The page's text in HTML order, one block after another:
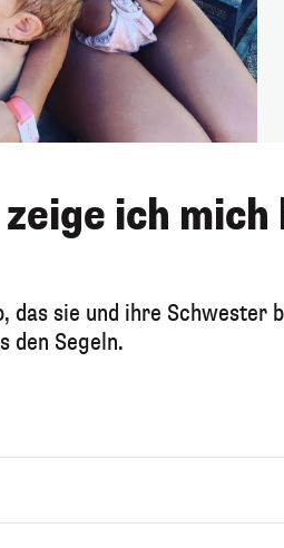
ich mich
sie und ihre Schwester
den Segeln.